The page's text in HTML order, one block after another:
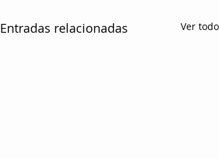
Entradas relacionadas Ver todo